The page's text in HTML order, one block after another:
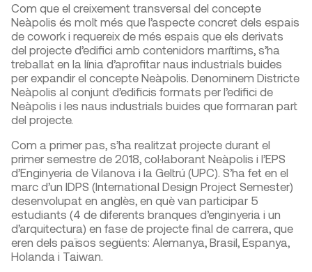
Com que el creixement transversal del concepte
Neàpolis és molt més que l’aspecte concret dels espais
de cowork i requereix de més espais que els derivats
del projecte d’edifici amb contenidors marítims, s’ha
treballat en la línia d’aprofitar naus industrials buides
per expandir el concepte Neàpolis. Denominem Districte
Neàpolis al conjunt d’edificis formats per l’edifici de
Neàpolis i les naus industrials buides que formaran part
del projecte.
Com a primer pas, s’ha realitzat projecte durant el
primer semestre de 2018, col·laborant Neàpolis i l’EPS
d’Enginyeria de Vilanova i la Geltrú (UPC). S’ha fet en el
marc d’un IDPS (International Design Project Semester)
desenvolupat en anglès, en què van participar 5
estudiants (4 de diferents branques d’enginyeria i un
d’arquitectura) en fase de projecte final de carrera, que
eren dels països següents: Alemanya, Brasil, Espanya,
Holanda i Taiwan.